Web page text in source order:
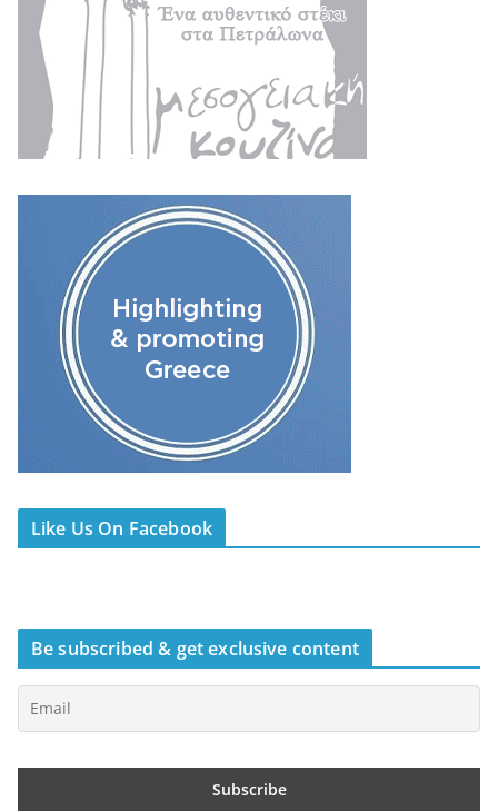
Like Us On Facebook
Be subscribed & get exclusive content